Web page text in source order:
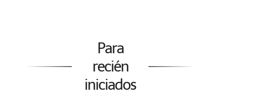
Para
recién
iniciados